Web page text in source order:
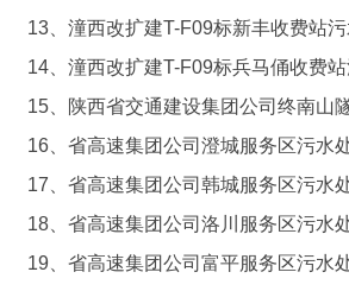
13、潼西改扩建T-F09标新丰收费站
14、潼西改扩建T-F09标兵马俑收费
15、陕西省交通建设集团公司终南山
16、省高速集团公司澄城服务区污水
17、省高速集团公司韩城服务区污水
18、省高速集团公司洛川服务区污水
19、省高速集团公司富平服务区污水